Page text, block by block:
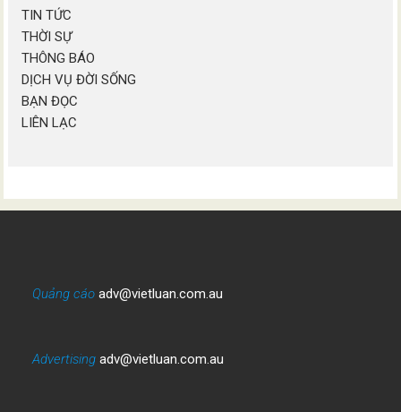
TIN TỨC
THỜI SỰ
THÔNG BÁO
DỊCH VỤ ĐỜI SỐNG
BẠN ĐỌC
LIÊN LẠC
Quảng cáo adv@vietluan.com.au
Advertising adv@vietluan.com.au